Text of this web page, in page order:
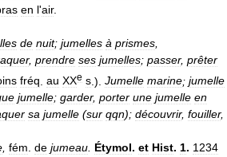
en l'air.
de nuit; jumelles à prismes
, prendre ses jumelles; passer, prêter
fréq au XXe s .). Jumelle marine; jumelle
jumelle; garder, porter une jumelle en
sa jumelle (sur qqn); découvrir, fouiller,
, fém. de jumeau. Étymol. et Hist. 1. 1234